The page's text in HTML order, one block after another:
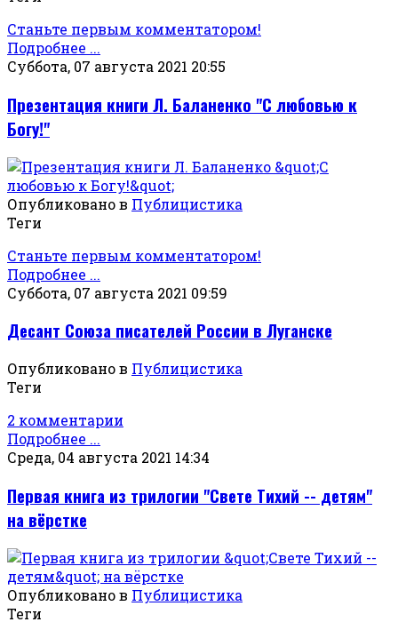
Станьте первым комментатором!
Подробнее ...
Суббота, 07 августа 2021 20:55
Презентация книги Л. Баланенко "С любовью к
Богу!"
Опубликовано в Публицистика
Теги
Станьте первым комментатором!
Подробнее ...
Суббота, 07 августа 2021 09:59
Десант Союза писателей России в Луганске
Опубликовано в Публицистика
Теги
2 комментарии
Подробнее ...
Среда, 04 августа 2021 14:34
Первая книга из трилогии "Свете Тихий -- детям"
на вёрстке
Опубликовано в Публицистика
Теги